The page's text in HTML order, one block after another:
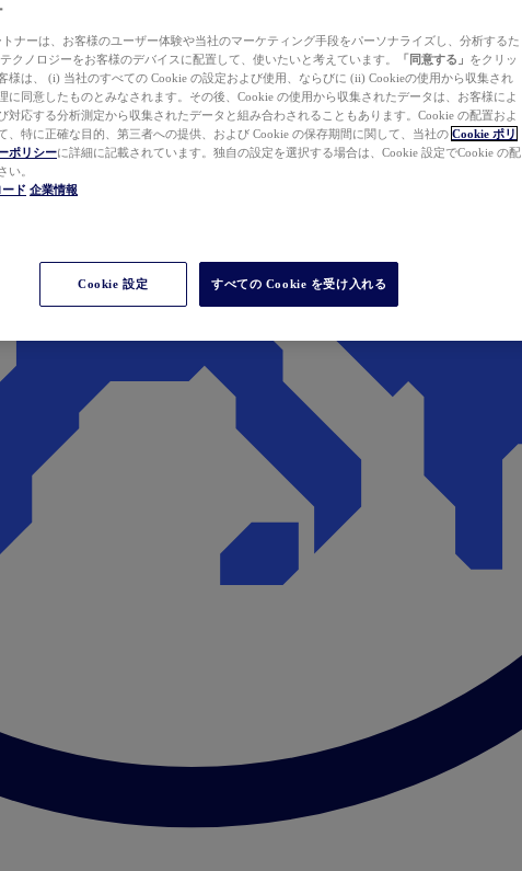
トナーは、お客様のユーザー体験や当社のマーケティング手段をパーソナライズし、分析するた
クノロジーをお客様のデバイスに配置して、使いたいと考えています。
「同意する」 をクリッ
様は、 (i) 当社のすべての Cookie の設定および使用、ならびに (ii) Cookieの使用から収集され
に同意したものとみなされます。その後、Cookie の使用から収集されたデータは、お客様によ
対応する分析測定から収集されたデータと組み合わされることもあります。Cookie の配置およ
、特に正確な目的、第三者への提供、および Cookie の保存期間に関して、当社の Cookie ポリ
ポリシーに詳細に記載されています。独自の設定を選択する場合は、Cookie 設定でCookie の配
い。
ド 企業情報
Cookie 設定 すべての Cookie を受け入れる